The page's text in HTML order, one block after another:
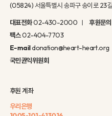
(05824) 서울특별시 송파구 송이로 23
대표전화02-430-2000 후원문의
팩스02-404-7703
E-maildonation@heart-heart.org
국민권익위원회
후원 계좌
우리은행